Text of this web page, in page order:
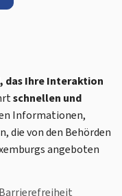
Ihre Interaktion
schnellen und
Informationen,
die von den Behörden
angeboten
Barrierefreiheit